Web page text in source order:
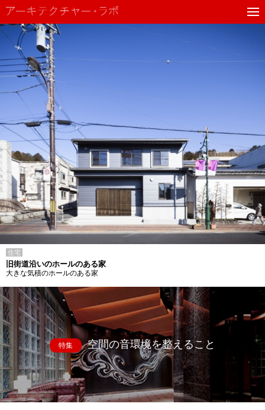
住宅
旧街道沿いのホールのある家
大きな気積のホールのある家
特集 空間の音環境を整えること